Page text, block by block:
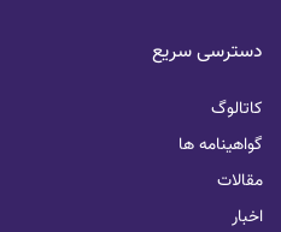
دسترسی سریع
کاتالوگ
گواهینامه ها
مقالات
اخبار